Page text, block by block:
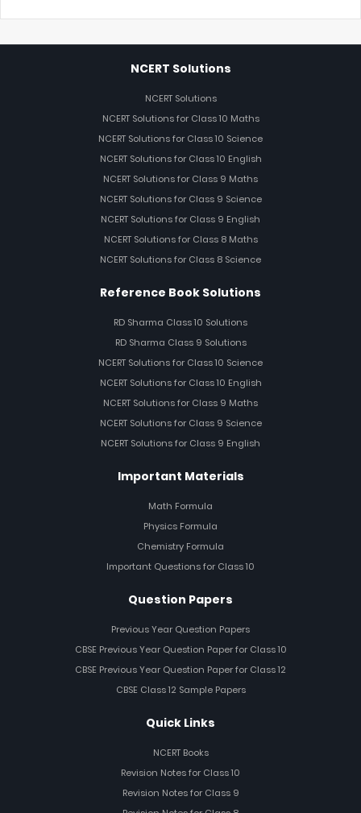
NCERT Solutions
NCERT Solutions
NCERT Solutions for Class 10 Maths
NCERT Solutions for Class 10 Science
NCERT Solutions for Class 10 English
NCERT Solutions for Class 9 Maths
NCERT Solutions for Class 9 Science
NCERT Solutions for Class 9 English
NCERT Solutions for Class 8 Maths
NCERT Solutions for Class 8 Science
Reference Book Solutions
RD Sharma Class 10 Solutions
RD Sharma Class 9 Solutions
NCERT Solutions for Class 10 Science
NCERT Solutions for Class 10 English
NCERT Solutions for Class 9 Maths
NCERT Solutions for Class 9 Science
NCERT Solutions for Class 9 English
Important Materials
Math Formula
Physics Formula
Chemistry Formula
Important Questions for Class 10
Question Papers
Previous Year Question Papers
CBSE Previous Year Question Paper for Class 10
CBSE Previous Year Question Paper for Class 12
CBSE Class 12 Sample Papers
Quick Links
NCERT Books
Revision Notes for Class 10
Revision Notes for Class 9